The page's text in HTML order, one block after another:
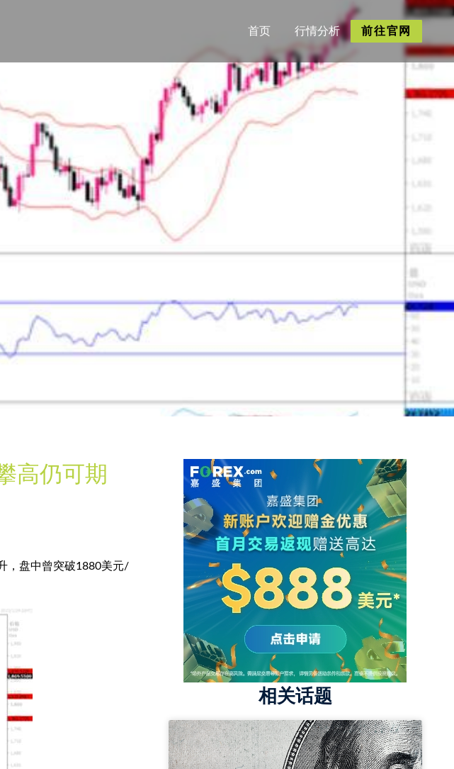
首页 行情分析 前往官网
高仍可期
，盘中曾突破1880美元/
相关话题